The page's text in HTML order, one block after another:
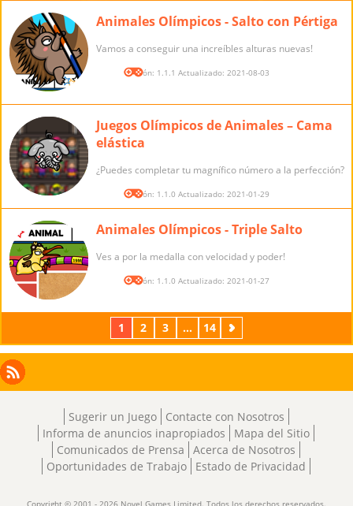
Animales Olímpicos - Salto con Pértiga
Vamos a conseguir una increíbles alturas nuevas!
Versión: 1.1.1 Actualizado: 2021-08-03
Juegos Olímpicos de Animales – Cama
elástica
¿Puedes completar tu magnífico número a la perfección?
Versión: 1.1.0 Actualizado: 2021-01-29
Animales Olímpicos - Triple Salto
Ves a por la medalla con velocidad y poder!
Versión: 1.1.0 Actualizado: 2021-01-27
1 2 3 ... 14 Próximos
Facebook
Instagram
X
LinkedIn
RSS
Sugerir un Juego
Contacte con Nosotros
Informa de anuncios inapropiados
Mapa del Sitio
Comunicados de Prensa
Acerca de Nosotros
Oportunidades de Trabajo
Estado de Privacidad
Copyright © 2001 - 2026 Novel Games Limited. Todos los derechos reservados.